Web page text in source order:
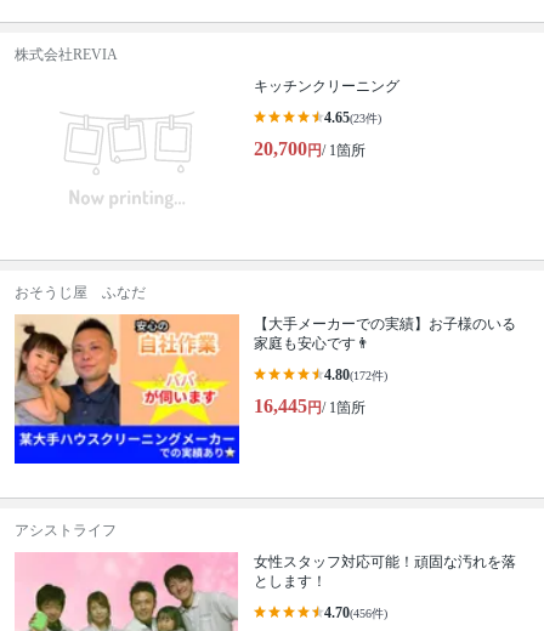
株式会社REVIA
キッチンクリーニング
4.65(23件)
20,700円/ 1箇所
おそうじ屋 ふなだ
【大手メーカーでの実績】お子様のいる
家庭も安心です👨
4.80(172件)
16,445円/ 1箇所
アシストライフ
女性スタッフ対応可能！頑固な汚れを落
とします！
4.70(456件)